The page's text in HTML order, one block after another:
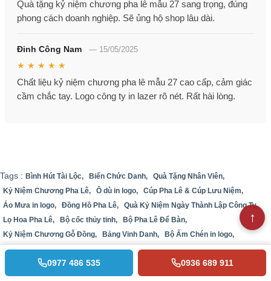
Quà tặng kỷ niệm chương pha lê mẫu 27 sang trọng, đúng
phong cách doanh nghiệp. Sẽ ủng hộ shop lâu dài.
Đinh Công Nam — 15/05/2025
★ ★ ★ ★ ★
Chất liệu kỷ niệm chương pha lê mẫu 27 cao cấp, cảm giác
cầm chắc tay. Logo công ty in lazer rõ nét. Rất hài lòng.
Tags : Bình Hút Tài Lộc, Biển Chức Danh,
Quà Tặng Nhân Viên,
Kỷ Niệm Chương Pha Lê,
Ô dù in logo,
Cúp Pha Lê & Cúp Lưu Niệm,
Áo Mưa in logo,
Đồng Hồ Pha Lê,
Quà Kỷ Niệm Ngày Thành Lập Công Ty,
Lọ Hoa Pha Lê,
Bộ cốc thủy tinh,
Bộ Pha Lê Để Bàn,
Kỷ Niệm Chương Gỗ Đồng,
Bảng Vinh Danh,
Bộ Ấm Chén in logo,
Lọ Hoa Gốm,
Đồng hồ treo tường in logo,
Đồng hồ để bàn in logo,
Khẩu trang in logo,
Quà Tặng Mạ Vàng,
Quà Tặng Đại Hội Đảng,
Sổ sạc đa năng,
Quà Tặng Pha Lê 3D,
0977 486 535 0936 689 911